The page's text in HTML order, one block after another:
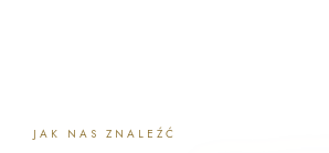
JAK NAS ZNALEŹĆ